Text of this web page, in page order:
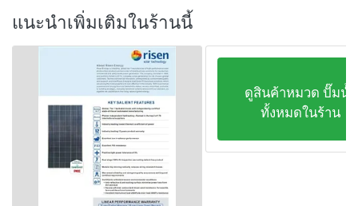
แนะนำเพิ่มเติมในร้านนี้
ดูสินค้าหมวด ปั๊มน้ำ
ทั้งหมดในร้าน